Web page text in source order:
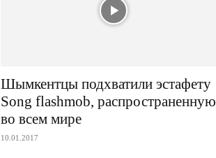
Шымкентцы подхватили эстафету
Song flashmob, распространенную
во всем мире
10.01.2017